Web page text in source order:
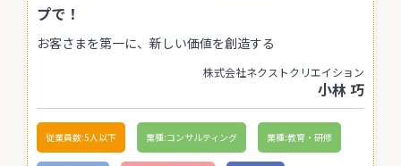
プで！
お客さまを第一に、新しい価値を創造する
株式会社ネクストクリエイション
小林 巧
従業員数:5人以下 業種:コンサルティング 業種:教育・研修